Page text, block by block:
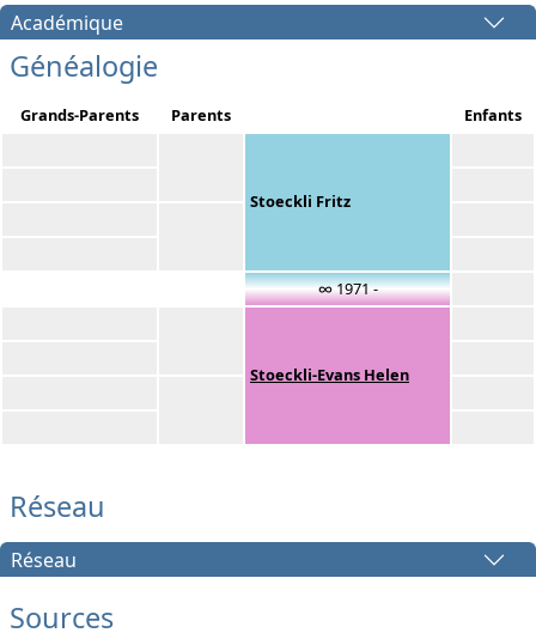
Académique
Généalogie
Grands-Parents Parents Enfants
Stoeckli Fritz
∞ 1971 -
Stoeckli-Evans Helen
Réseau
Réseau
Sources